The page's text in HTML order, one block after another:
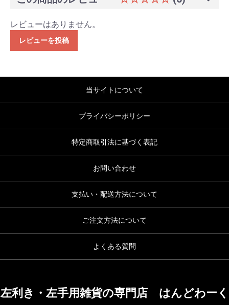
レビューはありません。
レビューを投稿
当サイトについて
プライバシーポリシー
特定商取引法に基づく表記
お問い合わせ
支払い・配送方法について
ご注文方法について
よくある質問
左利き・左手用雑貨の専門店 はんどわーく